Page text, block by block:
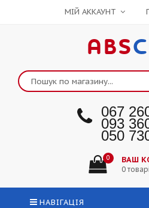
МІЙ АККАУНТ
ABS
067
093
050
0 ВАШ
0
НАВІГАЦІЯ